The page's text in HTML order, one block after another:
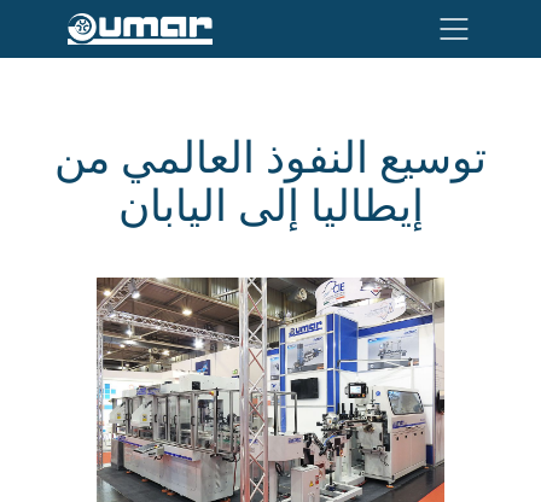
توسيع النفوذ العالمي من
إيطاليا إلى اليابان